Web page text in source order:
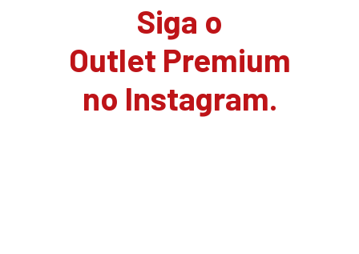
Siga o
Outlet Premium
no Instagram.